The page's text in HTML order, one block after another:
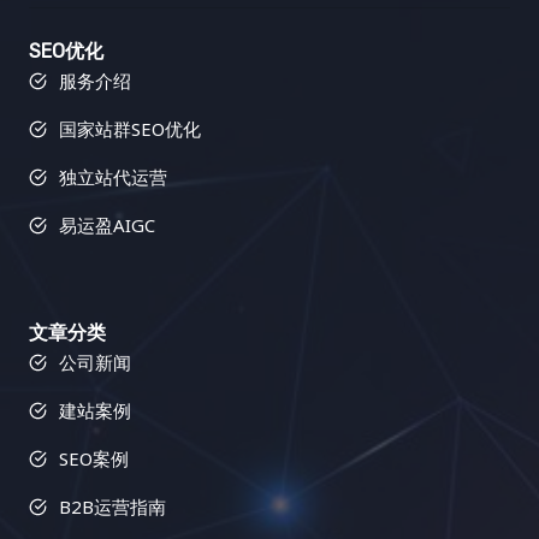
SEO优化
服务介绍
国家站群SEO优化
独立站代运营
易运盈AIGC
文章分类
公司新闻
建站案例
SEO案例
B2B运营指南